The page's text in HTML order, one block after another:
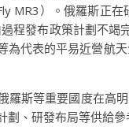
MR3）。俄羅斯正
程發布政策計劃不
為代表的平易近營航
羅斯等重要國度在高
、研發布局等供給參